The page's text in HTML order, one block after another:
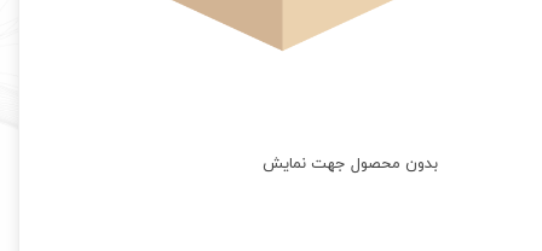
بدون محصول جهت نمایش